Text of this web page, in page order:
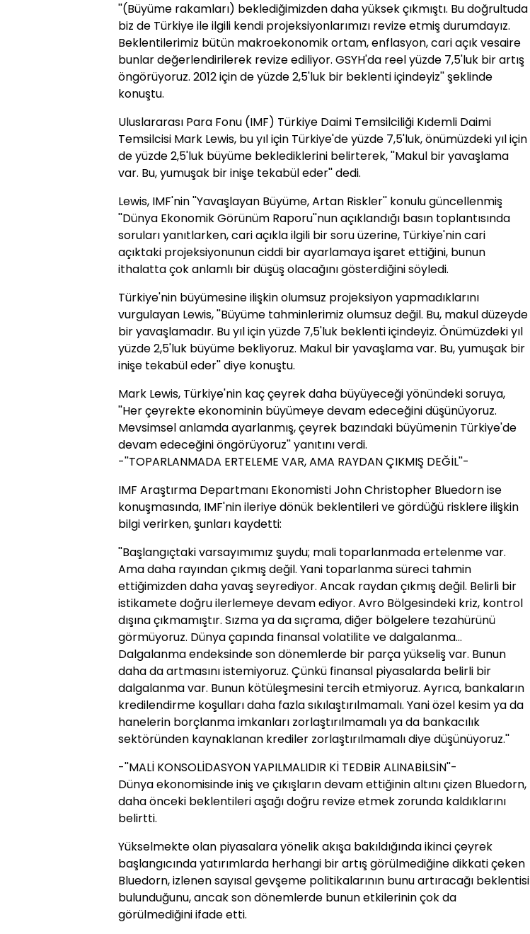
''(Büyüme rakamları) beklediğimizden daha yüksek çıkmıştı. Bu doğrultuda
biz de Türkiye ile ilgili kendi projeksiyonlarımızı revize etmiş durumdayız.
Beklentilerimiz bütün makroekonomik ortam, enflasyon, cari açık vesaire
bunlar değerlendirilerek revize ediliyor. GSYH'da reel yüzde 7,5'luk bir artış
öngörüyoruz. 2012 için de yüzde 2,5'luk bir beklenti içindeyiz'' şeklinde
konuştu.
Uluslararası Para Fonu (IMF) Türkiye Daimi Temsilciliği Kıdemli Daimi
Temsilcisi Mark Lewis, bu yıl için Türkiye'de yüzde 7,5'luk, önümüzdeki yıl için
de yüzde 2,5'luk büyüme beklediklerini belirterek, ''Makul bir yavaşlama
var. Bu, yumuşak bir inişe tekabül eder'' dedi.
Lewis, IMF'nin ''Yavaşlayan Büyüme, Artan Riskler'' konulu güncellenmiş
''Dünya Ekonomik Görünüm Raporu''nun açıklandığı basın toplantısında
soruları yanıtlarken, cari açıkla ilgili bir soru üzerine, Türkiye'nin cari
açıktaki projeksiyonunun ciddi bir ayarlamaya işaret ettiğini, bunun
ithalatta çok anlamlı bir düşüş olacağını gösterdiğini söyledi.
Türkiye'nin büyümesine ilişkin olumsuz projeksiyon yapmadıklarını
vurgulayan Lewis, ''Büyüme tahminlerimiz olumsuz değil. Bu, makul düzeyde
bir yavaşlamadır. Bu yıl için yüzde 7,5'luk beklenti içindeyiz. Önümüzdeki yıl
yüzde 2,5'luk büyüme bekliyoruz. Makul bir yavaşlama var. Bu, yumuşak bir
inişe tekabül eder'' diye konuştu.
Mark Lewis, Türkiye'nin kaç çeyrek daha büyüyeceği yönündeki soruya,
''Her çeyrekte ekonominin büyümeye devam edeceğini düşünüyoruz.
Mevsimsel anlamda ayarlanmış, çeyrek bazındaki büyümenin Türkiye'de
devam edeceğini öngörüyoruz'' yanıtını verdi.
-''TOPARLANMADA ERTELEME VAR, AMA RAYDAN ÇIKMIŞ DEĞİL''-
IMF Araştırma Departmanı Ekonomisti John Christopher Bluedorn ise
konuşmasında, IMF'nin ileriye dönük beklentileri ve gördüğü risklere ilişkin
bilgi verirken, şunları kaydetti:
''Başlangıçtaki varsayımımız şuydu; mali toparlanmada ertelenme var.
Ama daha rayından çıkmış değil. Yani toparlanma süreci tahmin
ettiğimizden daha yavaş seyrediyor. Ancak raydan çıkmış değil. Belirli bir
istikamete doğru ilerlemeye devam ediyor. Avro Bölgesindeki kriz, kontrol
dışına çıkmamıştır. Sızma ya da sıçrama, diğer bölgelere tezahürünü
görmüyoruz. Dünya çapında finansal volatilite ve dalgalanma...
Dalgalanma endeksinde son dönemlerde bir parça yükseliş var. Bunun
daha da artmasını istemiyoruz. Çünkü finansal piyasalarda belirli bir
dalgalanma var. Bunun kötüleşmesini tercih etmiyoruz. Ayrıca, bankaların
kredilendirme koşulları daha fazla sıkılaştırılmamalı. Yani özel kesim ya da
hanelerin borçlanma imkanları zorlaştırılmamalı ya da bankacılık
sektöründen kaynaklanan krediler zorlaştırılmamalı diye düşünüyoruz.''
-''MALİ KONSOLİDASYON YAPILMALIDIR Kİ TEDBİR ALINABİLSİN''-
Dünya ekonomisinde iniş ve çıkışların devam ettiğinin altını çizen Bluedorn,
daha önceki beklentileri aşağı doğru revize etmek zorunda kaldıklarını
belirtti.
Yükselmekte olan piyasalara yönelik akışa bakıldığında ikinci çeyrek
başlangıcında yatırımlarda herhangi bir artış görülmediğine dikkati çeken
Bluedorn, izlenen sayısal gevşeme politikalarının bunu artıracağı beklentisi
bulunduğunu, ancak son dönemlerde bunun etkilerinin çok da
görülmediğini ifade etti.